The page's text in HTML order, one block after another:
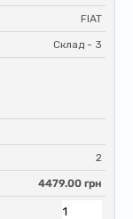
FIAT
Склад - 3
2
4479.00 грн